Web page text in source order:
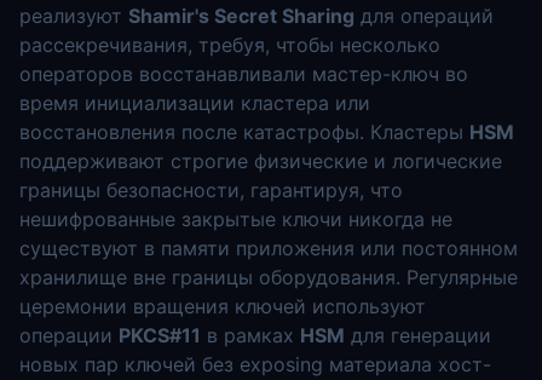
реализуют Shamir's Secret Sharing для операций
рассекречивания, требуя, чтобы несколько
операторов восстанавливали мастер-ключ во
время инициализации кластера или
восстановления после катастрофы. Кластеры HSM
поддерживают строгие физические и логические
границы безопасности, гарантируя, что
нешифрованные закрытые ключи никогда не
существуют в памяти приложения или постоянном
хранилище вне границы оборудования. Регулярные
церемонии вращения ключей используют
операции PKCS#11 в рамках HSM для генерации
новых пар ключей без exposing материала хост-